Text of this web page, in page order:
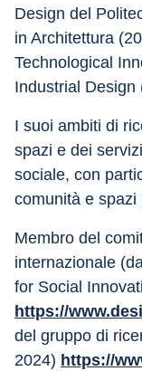
Design del
in Architettura
Technological
Industrial Design
I suoi ambiti di
spazi e dei
sociale, con
comunità e spazi
Membro del
internazionale
for Social
https://
del gruppo di
2024) https://